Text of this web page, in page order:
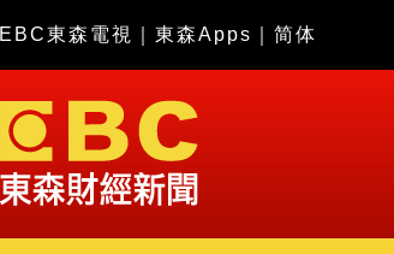
EBC東森電視 東森Apps 简体